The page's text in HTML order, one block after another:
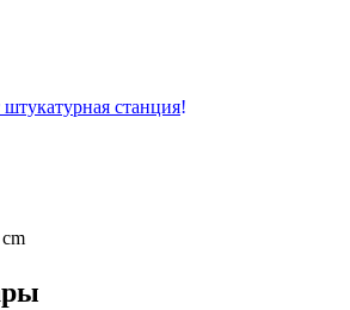
штукатурная станция!